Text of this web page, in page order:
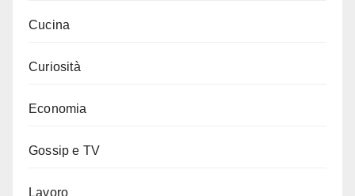
Cucina
Curiosità
Economia
Gossip e TV
Lavoro